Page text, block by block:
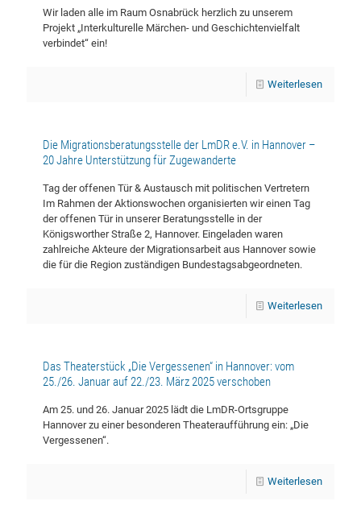
Wir laden alle im Raum Osnabrück herzlich zu unserem
Projekt „Interkulturelle Märchen- und Geschichtenvielfalt
verbindet“ ein!
Weiterlesen
Die Migrationsberatungsstelle der LmDR e.V. in Hannover –
20 Jahre Unterstützung für Zugewanderte
Tag der offenen Tür & Austausch mit politischen Vertretern
Im Rahmen der Aktionswochen organisierten wir einen Tag
der offenen Tür in unserer Beratungsstelle in der
Königsworther Straße 2, Hannover. Eingeladen waren
zahlreiche Akteure der Migrationsarbeit aus Hannover sowie
die für die Region zuständigen Bundestagsabgeordneten.
Weiterlesen
Das Theaterstück „Die Vergessenen“ in Hannover: vom
25./26. Januar auf 22./23. März 2025 verschoben
Am 25. und 26. Januar 2025 lädt die LmDR-Ortsgruppe
Hannover zu einer besonderen Theateraufführung ein: „Die
Vergessenen“.
Weiterlesen